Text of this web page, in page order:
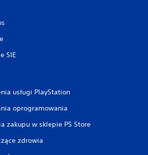
SIE
usługi PlayStation
oprogramowania
zakupu w sklepie PS Store
zdrowia